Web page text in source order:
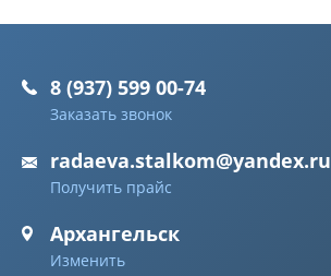
8 (937) 599 00-74
Заказать звонок
radaeva.stalkom@yandex.ru
Получить прайс
Архангельск
Изменить